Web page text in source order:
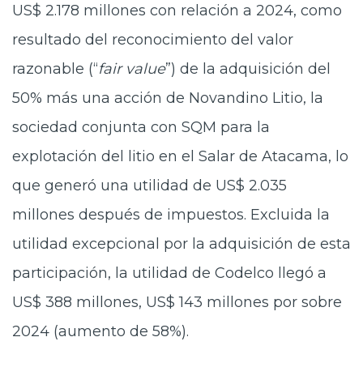
US$ 2.178 millones con relación a 2024, como
resultado del reconocimiento del valor
razonable (“fair value”) de la adquisición del
50% más una acción de Novandino Litio, la
sociedad conjunta con SQM para la
explotación del litio en el Salar de Atacama, lo
que generó una utilidad de US$ 2.035
millones después de impuestos. Excluida la
utilidad excepcional por la adquisición de esta
participación, la utilidad de Codelco llegó a
US$ 388 millones, US$ 143 millones por sobre
2024 (aumento de 58%).